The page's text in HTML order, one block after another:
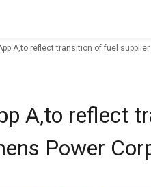
A,to reflect transition of fuel
A,to reflect
Power